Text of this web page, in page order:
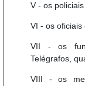
V - os
VI - os oficiais
VII - os
Telégrafos,
VIII - os